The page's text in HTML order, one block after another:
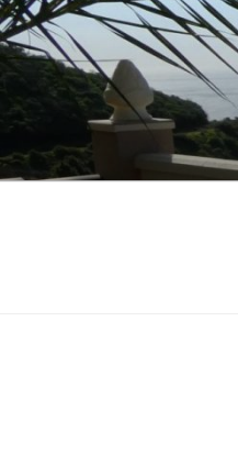
Zum
Inhalt
springen